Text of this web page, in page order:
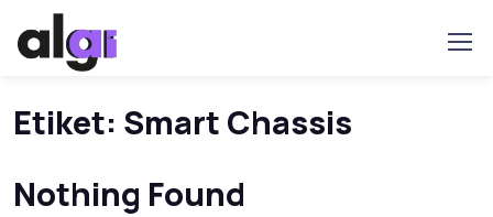
Etiket: Smart Chassis
Nothing Found